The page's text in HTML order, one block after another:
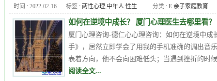
教育 心理医生,心理咨询,心理
年龄,心理测试,心理问题,恋爱
心理,恐惧症,抑郁症 自杀,更年
期综合症 ,焦虑症,爱情,职场心
理,郭潇赢,高考心理
时间 : 2022-02-16 标签 : 两性心理,中年人 性生
活,九型人格,人格障碍,企业
EAP,厦门儿童心理咨询
厦门心
理专家
厦门心理医生,厦门心
理咨询 厦门心理培训课程,品
行障碍 ,女人出轨
分类 : E 亲子家庭教育
如何在逆境中成长？ 厦门心理医生去哪里看？
厦门心理咨询-德仁心心理咨询：如何在逆境中
手》，居然立即学会了用我的手机准确的调出音
表着方向，他不会向困难低头；当遇到挫折的
阅读全文...